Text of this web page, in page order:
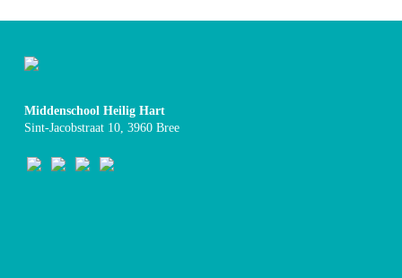
Middenschool Heilig Hart
Sint-Jacobstraat 10, 3960 Bree